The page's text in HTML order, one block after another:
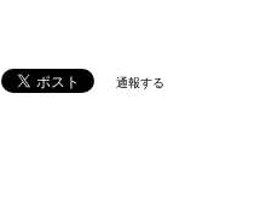
通報する